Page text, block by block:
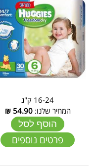
16-24 ק"ג
המחיר שלנו:54.90
₪
הוסף לסל
פרטים נוספים